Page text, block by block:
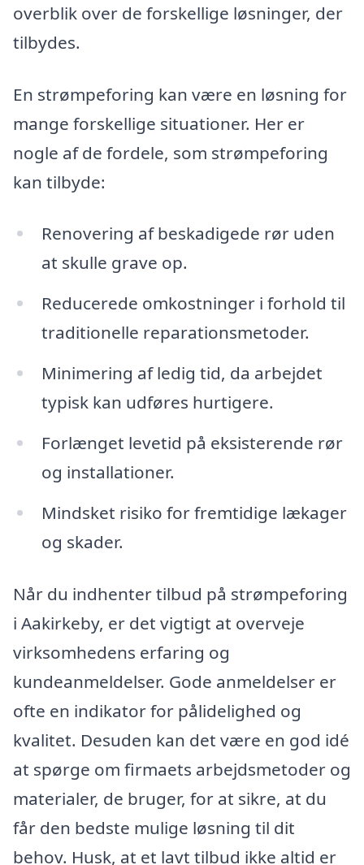
overblik over de forskellige løsninger, der
tilbydes.
En strømpeforing kan være en løsning for
mange forskellige situationer. Her er
nogle af de fordele, som strømpeforing
kan tilbyde:
Renovering af beskadigede rør uden
at skulle grave op.
Reducerede omkostninger i forhold til
traditionelle reparationsmetoder.
Minimering af ledig tid, da arbejdet
typisk kan udføres hurtigere.
Forlænget levetid på eksisterende rør
og installationer.
Mindsket risiko for fremtidige lækager
og skader.
Når du indhenter tilbud på strømpeforing
i Aakirkeby, er det vigtigt at overveje
virksomhedens erfaring og
kundeanmeldelser. Gode anmeldelser er
ofte en indikator for pålidelighed og
kvalitet. Desuden kan det være en god idé
at spørge om firmaets arbejdsmetoder og
materialer, de bruger, for at sikre, at du
får den bedste mulige løsning til dit
behov. Husk, at et lavt tilbud ikke altid er